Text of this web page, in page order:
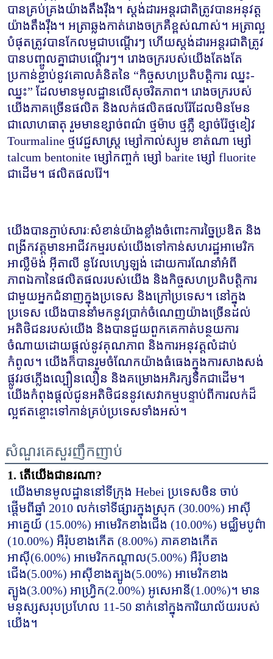
បានគ្រប់គ្រងយ៉ាងតឹងរ៉ឹង។ ស្តង់ដារអន្តរជាតិត្រូវបានអនុវត្ត
យ៉ាងតឹងរ៉ឹង។ អត្រាឆ្លងកាត់រោងចក្រគឺខ្ពស់ណាស់។ អត្រាល្អ
បំផុតត្រូវបានកែលម្អជាបណ្តើរៗ ហើយស្តង់ដារអន្តរជាតិត្រូវ
បានបញ្ចូលគ្នាជាបណ្តើរៗ។ រោងចក្ររបស់យើងតែងតែ
ប្រកាន់ខ្ជាប់នូវគោលគំនិតនៃ “កិច្ចសហប្រតិបត្តិការ ឈ្នះ-
ឈ្នះ” ដែលមានមូលដ្ឋានលើសុចរិតភាព។ រោងចក្ររបស់
យើងភាគច្រើនផលិត និងលក់ផលិតផលរ៉ែដែលមិនមែន
ជាលោហធាតុ រួមមានខ្សាច់ពណ៌ ថ្មម៉ាប ថ្មភ្លឺ ខ្សាច់រ៉ែថ្មខៀវ
Tourmaline ថ្មវេជ្ជសាស្ត្រ ម្សៅកាល់ស្យូម ខាត់ណា ម្សៅ
talcum bentonite ម្សៅកញ្ចក់ ម្សៅ barite ម្សៅ fluorite
ជាដើម។ ផលិតផលរ៉ែ។
យើងបានភ្ជាប់សារៈសំខាន់យ៉ាងខ្លាំងចំពោះការច្នៃប្រឌិត និង
ពង្រីកវត្តមានអាជីវកម្មរបស់យើងទៅកាន់សហរដ្ឋអាមេរិក
អាល្លឺម៉ង់ អ៊ីតាលី នូវែលហ្សេឡង់ ដោយការណែនាំអំពី
ភាពឯកានៃផលិតផលរបស់យើង និងកិច្ចសហប្រតិបត្តិការ
ជាមួយអ្នកជំនាញក្នុងប្រទេស និងក្រៅប្រទេស។ នៅក្នុង
ប្រទេស យើងបាននាំមកនូវប្រាក់ចំណេញយ៉ាងច្រើនដល់
អតិថិជនរបស់យើង និងបានជួយពួកគេកាត់បន្ថយការ
ចំណាយដោយផ្តល់នូវគុណភាព និងការអនុវត្តលំដាប់
កំពូល។ យើងក៏បានរួមចំណែកយ៉ាងធំធេងក្នុងការសាងសង់
ផ្លូវរថភ្លើងល្បឿនលឿន និងគម្រោងអភិរក្សទឹកជាដើម។
យើងកំពុងផ្តល់ជូនអតិថិជននូវសេវាកម្មបន្ទាប់ពីការលក់ដ៏
ល្អឥតខ្ចោះទៅកាន់គ្រប់ប្រទេសទាំងអស់។
សំណួរគេសួរញឹកញាប់
1. តើយើងជានរណា?
យើងមានមូលដ្ឋាននៅទីក្រុង Hebei ប្រទេសចិន ចាប់
ផ្តើមពីឆ្នាំ 2010 លក់ទៅទីផ្សារក្នុងស្រុក (30.00%) អាស៊ី
អាគ្នេយ៍ (15.00%) អាមេរិកខាងជើង (10.00%) មជ្ឈិមបូព៌ា
(10.00%) អឺរ៉ុបខាងកើត (8.00%) ភាគខាងកើត
អាស៊ី(6.00%) អាមេរិកកណ្តាល(5.00%) អឺរ៉ុបខាង
ជើង(5.00%) អាស៊ីខាងត្បូង(5.00%) អាមេរិកខាង
ត្បូង(3.00%) អាហ្វ្រិក(2.00%) អូសេអានី(1.00%)។ មាន
មនុស្សសរុបប្រហែល 11-50 នាក់នៅក្នុងការិយាល័យរបស់
យើង។